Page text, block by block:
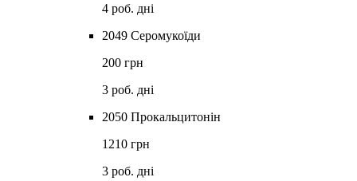
4 роб. дні
2049 Серомукоїди
200 грн
3 роб. дні
2050 Прокальцитонін
1210 грн
3 роб. дні